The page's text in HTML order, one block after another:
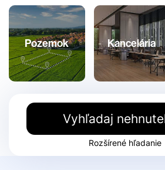
Pozemok Kancelária
Vyhľadaj
Rozšírené hľadanie